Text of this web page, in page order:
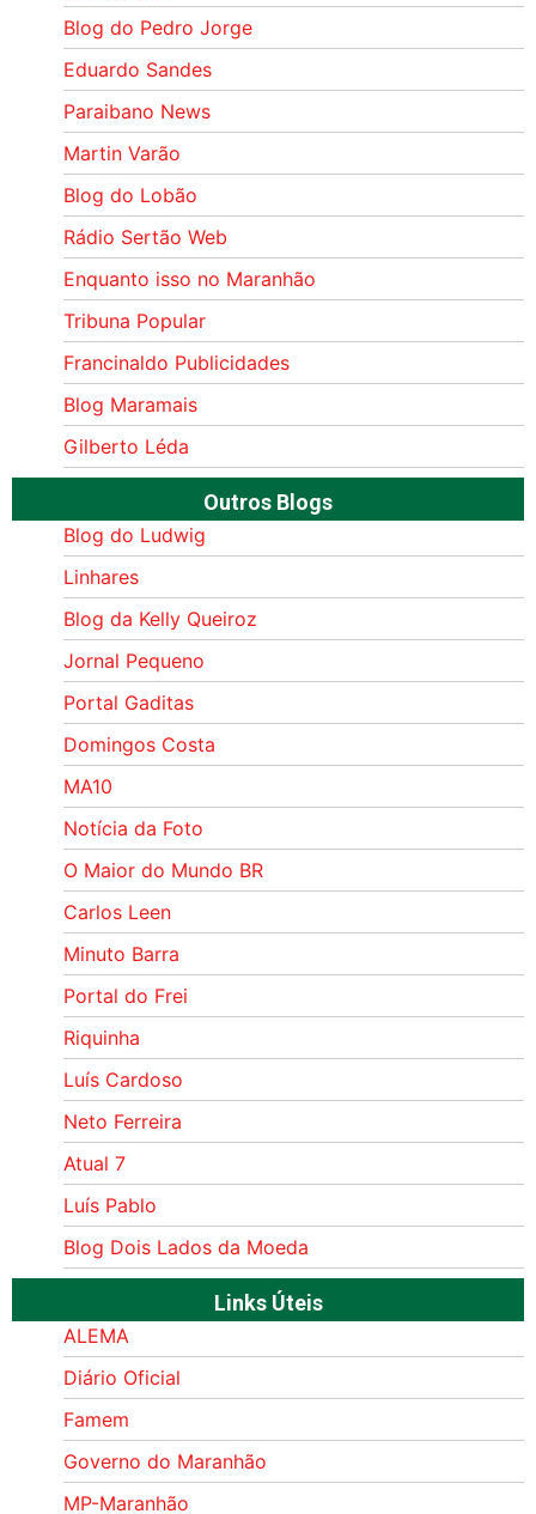
Blog do Pedro Jorge
Eduardo Sandes
Paraibano News
Martin Varão
Blog do Lobão
Rádio Sertão Web
Enquanto isso no Maranhão
Tribuna Popular
Francinaldo Publicidades
Blog Maramais
Gilberto Léda
Outros Blogs
Blog do Ludwig
Linhares
Blog da Kelly Queiroz
Jornal Pequeno
Portal Gaditas
Domingos Costa
MA10
Notícia da Foto
O Maior do Mundo BR
Carlos Leen
Minuto Barra
Portal do Frei
Riquinha
Luís Cardoso
Neto Ferreira
Atual 7
Luís Pablo
Blog Dois Lados da Moeda
Links Úteis
ALEMA
Diário Oficial
Famem
Governo do Maranhão
MP-Maranhão